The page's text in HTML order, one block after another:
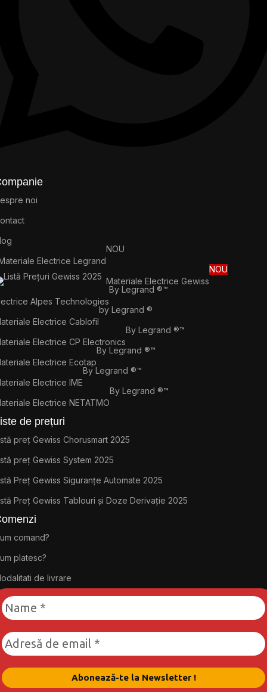
noi
Electrice Legrand
NOU
Materiale Electrice Gewiss
NOU
Alpes Technologies
By Legrand ®™
Electrice Cablofil
by Legrand ®
Electrice CP Electronics
By Legrand ®™
Electrice Ecotap
By Legrand ®™
Electrice IME
By Legrand ®™
Electrice NETATMO
By Legrand ®™
de prețuri
preț Gewiss Chorusmart 2025
preț Gewiss System 2025
Preț Gewiss Siguranțe Automate 2025
Preț Gewiss Tablouri și Doze Derivație 2025
comand?
platesc?
de livrare